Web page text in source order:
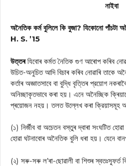
নাইবা
অনৈতিক কর্ম বুলিলে কি বুজা? যিকোনো পাঁচটা
H. S. ’15
উত্তৰযিবোৰ কৰ্মত নৈতিক গুণ আৰোপ কৰিব
উচিত-অনুচিত আদি বিচাৰ কৰিব নোৱাৰি তাকে
কৰ্তাৰ অজ্ঞাতসাবে বা বুদ্ধি বৃত্তিৰ প্রয়োগ
অনিচ্ছাকৃতভাবে কৰা হয়। এনে অনৈচ্ছিক
প্ৰয়োজন নহয়। তলত উল্লেখ কৰা ক্রিয়াসমূহ
(১) নির্জীব বা অচেতন বস্তুৰ দ্বাৰা সংঘটিত
হোৱা ঘটনাবোৰ অনৈতিক বুলি ধৰা হয়। যেনে
(২) সৰু-সৰু ল’ৰা-ছোৱালী বা শিশুৰ স্বতঃস্ফূর্ত